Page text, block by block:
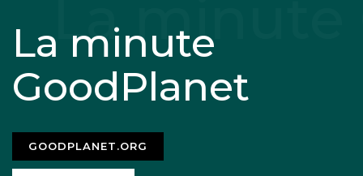
La minute
GoodPlanet
GOODPLANET.ORG